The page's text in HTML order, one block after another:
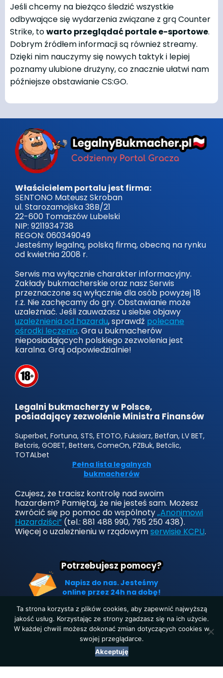
Jeśli chcemy na bieżąco śledzić wszystkie
odbywające się wydarzenia związane z grą Counter
Strike, towarto przeglądać portale e-sportowe.
Dobrym źródłem informacji są również streamy.
Dzięki nim nauczymy się nowych taktyk i lepiej
poznamy ulubione drużyny, co znacznie ułatwi nam
późniejsze obstawianie CS:GO.
Właścicielem portalu jest firma:
SENTONO Mateusz Skroban
ul. Starozamojska 38B/21
22-600 Tomaszów Lubelski
NIP: 9211934738
REGON: 060349049
Jesteśmy legalną, polską firmą, obecną na rynku
od kwietnia 2008 r.
Serwis ma wyłącznie charakter informacyjny.
Zakłady bukmacherskie oraz nasz Serwis
przeznaczone są wyłącznie dla osób powyżej 18
r.ż. Nie zachęcamy do gry. Obstawianie może
uzależniać. Jeśli zauważasz u siebie objawy
uzależnienia od hazardu, sprawdź polecane
ośrodki leczenia. Gra u bukmacherów
nieposiadających polskiego zezwolenia jest
karalna. Graj odpowiedzialnie!
Legalni bukmacherzy w Polsce,
posiadający zezwolenie Ministra Finansów
Superbet, Fortuna, STS, ETOTO, Fuksiarz, Betfan, LV BET,
Betcris, GOBET, Betters, ComeOn, PZBuk, Betclic,
TOTALbet
Pełna lista legalnych
bukmacherów
Czujesz, że tracisz kontrolę nad swoim
hazardem? Pamiętaj, że nie jesteś sam. Możesz
zwrócić się po pomoc do wspólnoty„Anonimowi
Hazardziści” (tel.: 881 488 990, 795 250 438).
Więcej o uzależnieniu w rządowymserwisie KCPU.
Potrzebujesz pomocy?
Napisz do nas. Jesteśmy
online przez 24h na dobę!
Strona główna|Polityka prywatności|O nas| Kontakt
Copyright © 2019-2025. Wszelkie prawa zastrzeżone.
LegalnyBukmacher.pl
Ta strona korzysta z plików cookies, aby zapewnić najwyższą
jakość usług. Korzystając ze strony zgadzasz się na ich użycie.
W każdej chwili możesz dokonać zmian dotyczących cookies w
swojej przeglądarce.
Akceptuję